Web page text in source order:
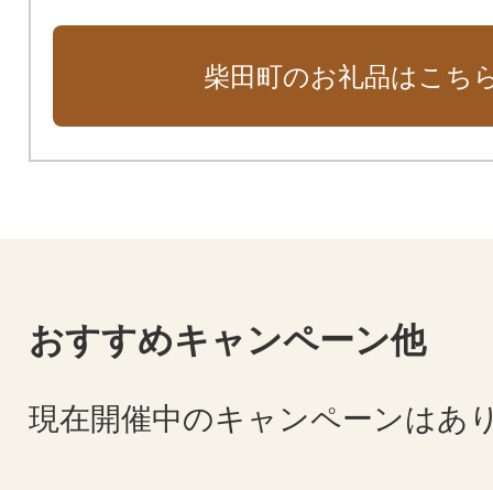
柴田町のお礼品はこち
おすすめキャンペーン他
現在開催中のキャンペーンはあ